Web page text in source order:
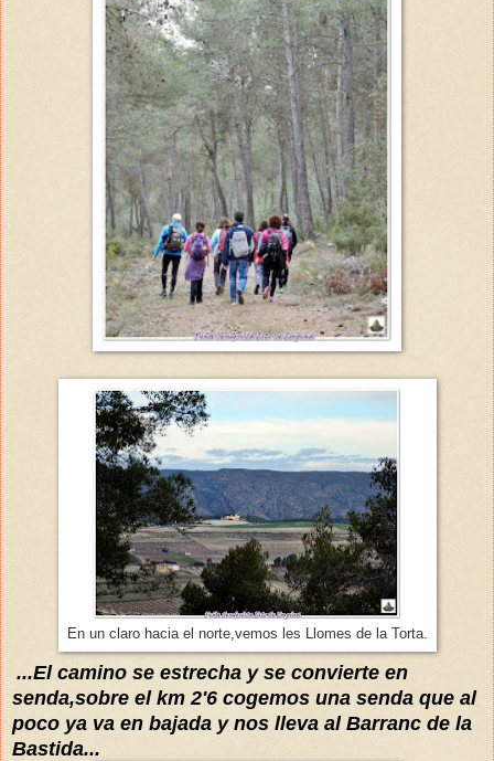
En un claro hacia el norte,vemos les Llomes de la Torta.
...El camino se estrecha y se convierte en
senda,sobre el km 2'6 cogemos una senda que al
poco ya va en bajada y nos lleva al Barranc de la
Bastida...